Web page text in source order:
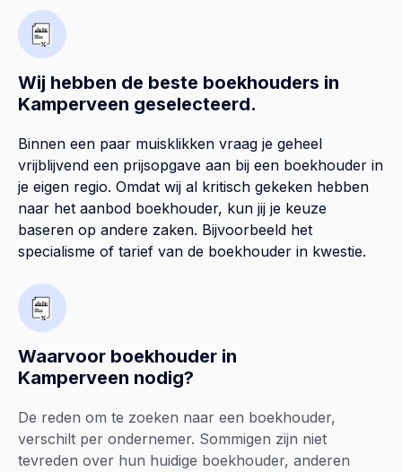
Wij hebben de beste boekhouders in
Kamperveen geselecteerd.
Binnen een paar muisklikken vraag je geheel
vrijblijvend een prijsopgave aan bij een boekhouder in
je eigen regio. Omdat wij al kritisch gekeken hebben
naar het aanbod boekhouder, kun jij je keuze
baseren op andere zaken. Bijvoorbeeld het
specialisme of tarief van de boekhouder in kwestie.
Waarvoor boekhouder in
Kamperveen nodig?
De reden om te zoeken naar een boekhouder,
verschilt per ondernemer. Sommigen zijn niet
tevreden over hun huidige boekhouder, anderen